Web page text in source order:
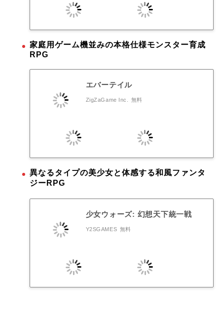
家庭用ゲーム機並みの本格仕様モンスター育成
RPG
エバーテイル
ZigZaGame Inc. 無料
異なるタイプの美少女と体感する和風ファンタ
ジーRPG
少女ウォーズ: 幻想天下統一戦
Y2SGAMES 無料